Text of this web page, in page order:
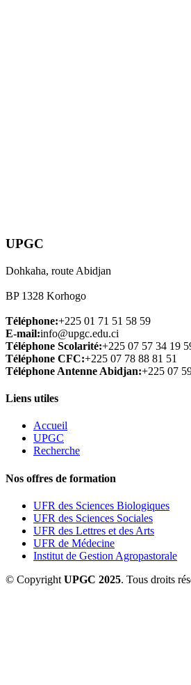
UPGC
Dohkaha, route Abidjan
BP 1328 Korhogo
Téléphone:+225 01 71 51 58 59
E-mail:info@upgc.edu.ci
Téléphone Scolarité:+225 07 57 34 19
Téléphone CFC:+225 07 78 88 81 51
Téléphone Antenne Abidjan:+225 07
Liens utiles
Accueil
UPGC
Recherche
Nos offres de formation
UFR des Sciences Biologiques
UFR des Sciences Sociales
UFR des Lettres et des Arts
UFR de Médecine
Institut de Gestion Agropastorale
© Copyright UPGC 2025. Tous droits